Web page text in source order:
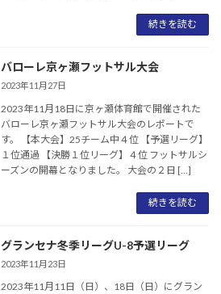
続きを読む
バローレ京ヶ瀬フットサル大会
2023年11月27日
2023年11月18日に京ヶ瀬体育館で開催された
バローレ京ヶ瀬フットサル大会のレポートで
す。 【本大会】25チーム中４位 【予選リーグ】
１位通過 【決勝１位リーグ】４位 フットサルシ
ーズンの開幕となりました。 大会の２日 […]
続きを読む
グランセナ冬季リーグU-8予選リーグ
2023年11月23日
2023年11月11日（日）、18日（日）にグラン